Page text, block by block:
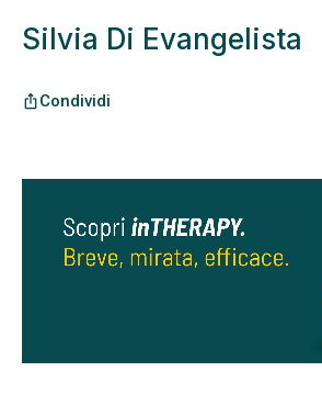
Silvia Di Evangelista
ios_shareCondividi